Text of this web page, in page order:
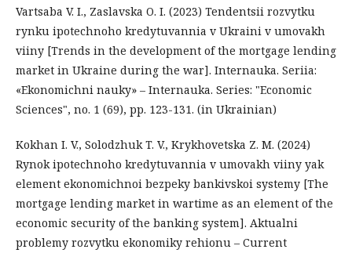
Vartsaba V. I., Zaslavska O. I. (2023) Tendentsii rozvytku
rynku ipotechnoho kredytuvannia v Ukraini v umovakh
viiny [Trends in the development of the mortgage lending
market in Ukraine during the war]. Internauka. Seriia:
«Ekonomichni nauky» – Internauka. Series: "Economic
Sciences", no. 1 (69), pp. 123-131. (in Ukrainian)
Kokhan I. V., Solodzhuk T. V., Krykhovetska Z. M. (2024)
Rynok ipotechnoho kredytuvannia v umovakh viiny yak
element ekonomichnoi bezpeky bankivskoi systemy [The
mortgage lending market in wartime as an element of the
economic security of the banking system]. Aktualni
problemy rozvytku ekonomiky rehionu – Current